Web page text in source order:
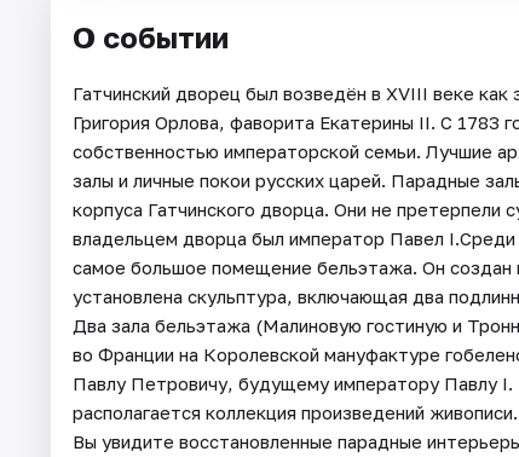
О событии
Гатчинский дворец был возведён в XVIII веке
Григория Орлова, фаворита Екатерины II. С 1783
собственностью императорской семьи. Лучшие
залы и личные покои русских царей. Парадные
корпуса Гатчинского дворца. Они не претерпели
владельцем дворца был император Павел
самое большое помещение бельэтажа. Он создан
установлена скульптура, включающая два
Два зала бельэтажа (Малиновую гостиную и
во Франции на Королевской мануфактуре
Павлу Петровичу, будущему императору Павлу
располагается коллекция произведений
Вы увидите восстановленные парадные